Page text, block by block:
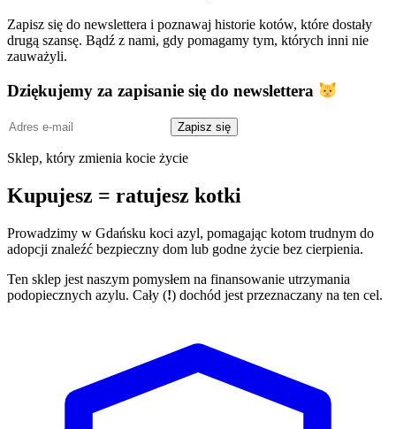
Zapisz się do newslettera i poznawaj historie kotów, które dostały
drugą szansę. Bądź z nami, gdy pomagamy tym, których inni nie
zauważyli.
Dziękujemy za zapisanie się do newslettera
Adres
mail
Zapisz się
Sklep, który zmienia kocie życie
Kupujesz = ratujesz kotki
Prowadzimy w Gdańsku koci azyl, pomagając kotom trudnym do
adopcji znaleźć bezpieczny dom lub godne życie bez cierpienia.
Ten sklep jest naszym pomysłem na finansowanie utrzymania
podopiecznych azylu. Cały (!) dochód jest przeznaczany na ten cel.